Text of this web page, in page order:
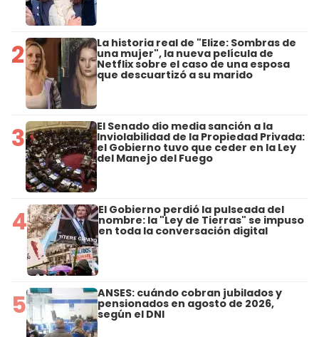
2 La historia real de "Elize: Sombras de
una mujer", la nueva película de
Netflix sobre el caso de una esposa
que descuartizó a su marido
3 El Senado dio media sanción a la
Inviolabilidad de la Propiedad Privada:
el Gobierno tuvo que ceder en la Ley
del Manejo del Fuego
4 El Gobierno perdió la pulseada del
nombre: la "Ley de Tierras" se impuso
en toda la conversación digital
5 ANSES: cuándo cobran jubilados y
pensionados en agosto de 2026,
según el DNI